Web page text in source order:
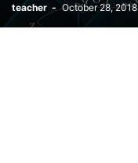
teacher - October 28, 2018